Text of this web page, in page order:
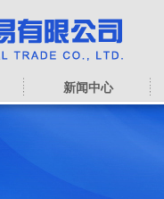
新闻中心